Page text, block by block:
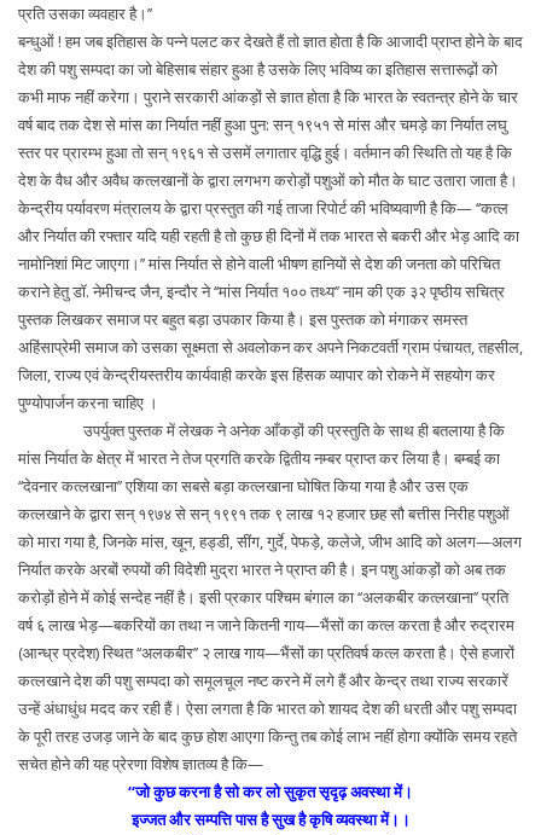
प्रति उसका व्यवहार है।’’
बन्धुओं ! हम जब इतिहास के पन्ने पलट कर देखते हैं तो ज्ञात होता है कि आजादी प्राप्त होने के बाद
देश की पशु सम्पदा का जो बेहिसाब संहार हुआ है उसके लिए भविष्य का इतिहास सत्तारूढ़ों को
कभी माफ नहीं करेगा। पुराने सरकारी आंकड़ों से ज्ञात होता है कि भारत के स्वतन्त्र होने के चार
वर्ष बाद तक देश से मांस का निर्यात नहीं हुआ पुन: सन् १९५१ से मांस और चमड़े का निर्यात लघु
स्तर पर प्रारम्भ हुआ तो सन् १९६१ से उसमें लगातार वृद्धि हुई। वर्तमान की स्थिति तो यह है कि
देश के वैध और अवैध कत्लखानों के द्वारा लगभग करोड़ों पशुओं को मौत के घाट उतारा जाता है।
केन्द्रीय पर्यावरण मंत्रालय के द्वारा प्रस्तुत की गई ताजा रिपोर्ट की भविष्यवाणी है कि— ‘‘कत्ल
और निर्यात की रफ्तार यदि यही रहती है तो कुछ ही दिनों में तक भारत से बकरी और भेड़ आदि का
नामोनिशां मिट जाएगा।’’ मांस निर्यात से होने वाली भीषण हानियों से देश की जनता को परिचित
कराने हेतु डॉ. नेमीचन्द जैन, इन्दौर ने ‘‘मांस निर्यात १०० तथ्य’’ नाम की एक ३२ पृष्ठीय सचित्र
पुस्तक लिखकर समाज पर बहुत बड़ा उपकार किया है। इस पुस्तक को मंगाकर समस्त
अहिंसाप्रेमी समाज को उसका सूक्ष्मता से अवलोकन कर अपने निकटवर्ती ग्राम पंचायत, तहसील,
जिला, राज्य एवं केन्द्रीयस्तरीय कार्यवाही करके इस हिंसक व्यापार को रोकने में सहयोग कर
पुण्योपार्जन करना चाहिए ।
उपर्युक्त पुस्तक में लेखक ने अनेक आँकड़ों की प्रस्तुति के साथ ही बतलाया है कि
मांस निर्यात के क्षेत्र में भारत ने तेज प्रगति करके द्वितीय नम्बर प्राप्त कर लिया है। बम्बई का
‘‘देवनार कत्लखाना’’ एशिया का सबसे बड़ा कत्लखाना घोषित किया गया है और उस एक
कत्लखाने के द्वारा सन् १९७४ से सन् १९९१ तक ९ लाख १२ हजार छह सौ बत्तीस निरीह पशुओं
को मारा गया है, जिनके मांस, खून, हड्डी, सींग, गुर्दे, पेफड़े, कलेजे, जीभ आदि को अलग—अलग
निर्यात करके अरबों रुपयों की विदेशी मुद्रा भारत ने प्राप्त की है। इन पशु आंकड़ों को अब तक
करोड़ों होने में कोई सन्देह नहीं है। इसी प्रकार पश्चिम बंगाल का ‘‘अलकबीर कत्लखाना’’ प्रति
वर्ष ६ लाख भेड़—बकरियों का तथा न जाने कितनी गाय—भैंसों का कत्ल करता है और रुद्रारम
(आन्ध्र प्रदेश) स्थित ‘‘अलकबीर’’ २ लाख गाय—भैंसों का प्रतिवर्ष कत्ल करता है। ऐसे हजारों
कत्लखाने देश की पशु सम्पदा को समूलचूल नष्ट करने में लगे हैं और केन्द्र तथा राज्य सरकारें
उन्हें अंधाधुंध मदद कर रही हैं। ऐसा लगता है कि भारत को शायद देश की धरती और पशु सम्पदा
के पूरी तरह उजड़ जाने के बाद कुछ होश आएगा किन्तु तब कोई लाभ नहीं होगा क्योंकि समय रहते
सचेत होने की यह प्रेरणा विशेष ज्ञातव्य है कि—
‘‘जो कुछ करना है सो कर लो सुकृत सृदृढ़ अवस्था में।
इज्जत और सम्पत्ति पास है सुख है कृषि व्यवस्था में।।